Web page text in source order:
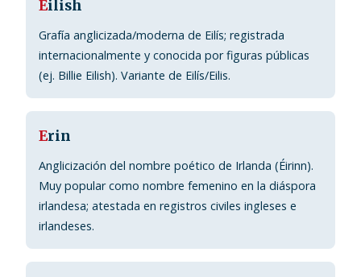
Eilish
Grafía anglicizada/moderna de Eilís; registrada
internacionalmente y conocida por figuras públicas
(ej. Billie Eilish). Variante de Eilís/Eilis.
Erin
Anglicización del nombre poético de Irlanda (Éirinn).
Muy popular como nombre femenino en la diáspora
irlandesa; atestada en registros civiles ingleses e
irlandeses.